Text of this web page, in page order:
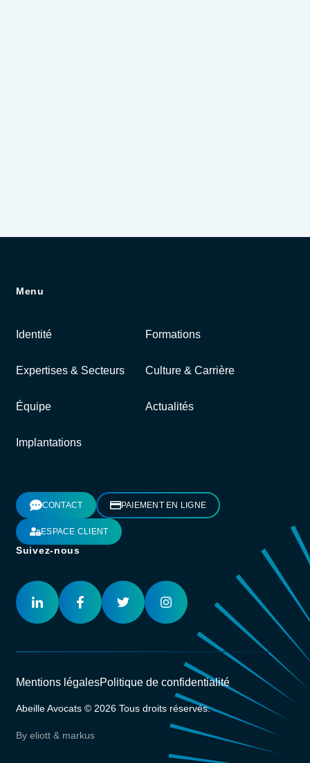
Menu
Identité Formations
Expertises & Secteurs Culture & Carrière
Équipe Actualités
Implantations
CONTACT PAIEMENT EN LIGNE
ESPACE CLIENT
Suivez-nous
Mentions légalesPolitique de confidentialité
Abeille Avocats © 2026 Tous droits réservés.
By eliott & markus